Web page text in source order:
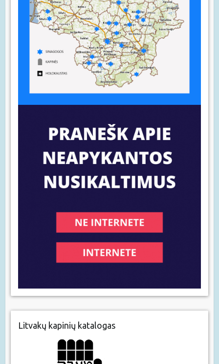
Litvakų kapinių katalogas